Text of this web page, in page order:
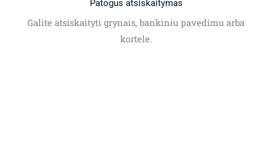
Patogus atsiskaitymas
Galite atsiskaityti grynais, bankiniu pavedimu arba
kortele.